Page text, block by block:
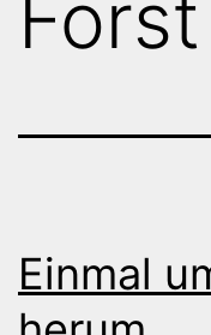
Forst
Einmal